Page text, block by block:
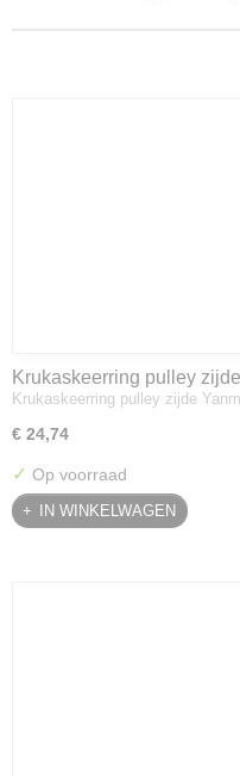
Krukaskeerring pulley
Deere - 119934-01800
Krukaskeerring pulley zijde
€ 24,74
✓ Op voorraad
IN WINKELWAGEN